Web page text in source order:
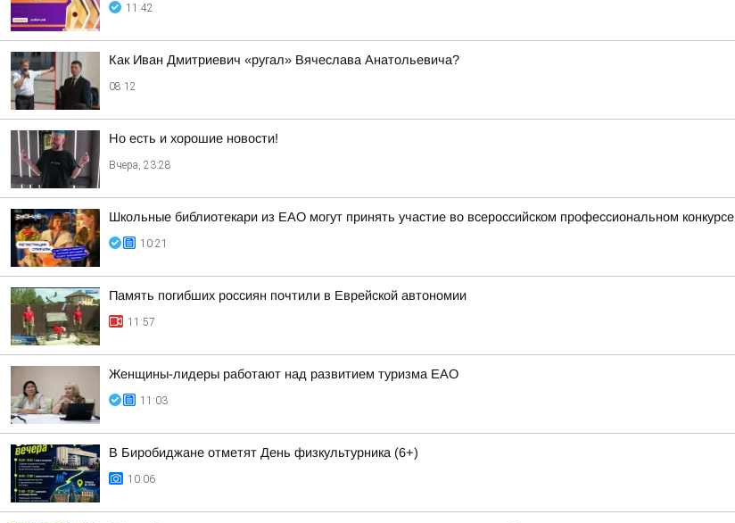
11:42
Как Иван Дмитриевич «ругал» Вячеслава Анатольевича?
08:12
Но есть и хорошие новости!
Вчера, 23:28
Школьные библиотекари из ЕАО могут принять участие во всероссийском профессиональном конкурсе
10:21
Память погибших россиян почтили в Еврейской автономии
11:57
Женщины-лидеры работают над развитием туризма ЕАО
11:03
В Биробиджане отметят День физкультурника (6+)
10:06